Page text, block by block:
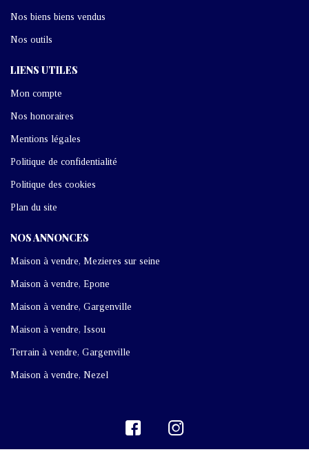
Nos biens biens vendus
Nos outils
LIENS UTILES
Mon compte
Nos honoraires
Mentions légales
Politique de confidentialité
Politique des cookies
Plan du site
NOS ANNONCES
Maison à vendre, Mezieres sur seine
Maison à vendre, Epone
Maison à vendre, Gargenville
Maison à vendre, Issou
Terrain à vendre, Gargenville
Maison à vendre, Nezel